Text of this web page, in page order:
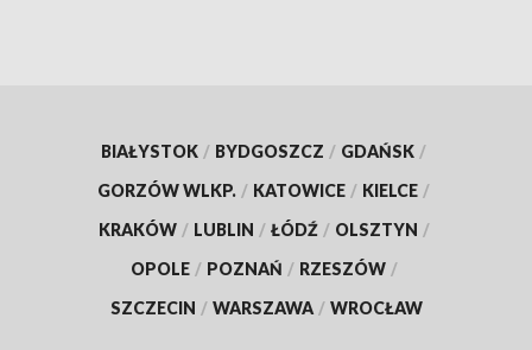
BIAŁYSTOK / BYDGOSZCZ / GDAŃSK /
GORZÓW WLKP. / KATOWICE / KIELCE /
KRAKÓW / LUBLIN / ŁÓDŹ / OLSZTYN /
OPOLE / POZNAŃ / RZESZÓW /
SZCZECIN / WARSZAWA / WROCŁAW